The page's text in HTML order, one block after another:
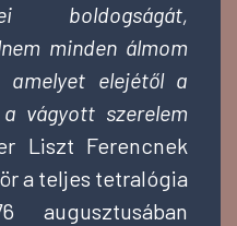
boldogságát,
minden álmom
amelyet elejétől a
vágyott szerelem
Liszt Ferencnek
a teljes tetralógia
augusztusában